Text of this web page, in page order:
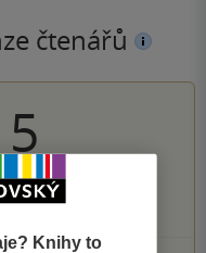
čtenářů
5
Knihy to